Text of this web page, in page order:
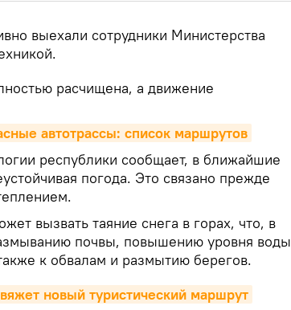
выехали сотрудники Министерства
расчищена, а движение
автотрассы: список маршрутов
республики сообщает, в ближайшие
погода. Это связано прежде
вызвать таяние снега в горах, что, в
почвы, повышению уровня воды
к обвалам и размытию берегов.
новый туристический маршрут